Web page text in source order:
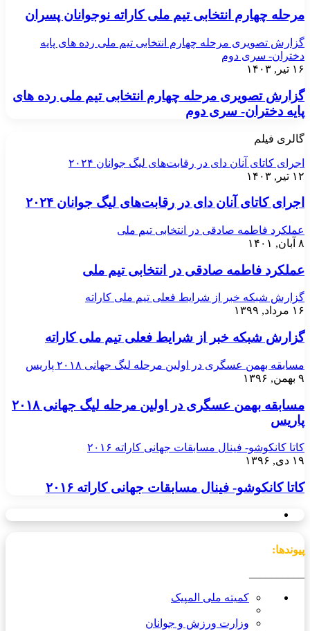
مرحله چهارم انتخابی تیم ملی کاراته نوجوانان پسران
گزارش تصویری مرحله چهارم انتخابی تیم ملی رده های پایه
دختران- سری دوم
۱۶ تیر, ۱۴۰۳
گزارش تصویری مرحله چهارم انتخابی تیم ملی رده های
پایه دختران- سری دوم
گالری فیلم
اجرای کاتای آنان دای در رقابت‌های لیگ جوانان ۲۰۲۴
۱۲ تیر, ۱۴۰۳
اجرای کاتای آنان دای در رقابت‌های لیگ جوانان ۲۰۲۴
عملکرد فاطمه صادقی در انتخابی تیم ملی
۸ آبان, ۱۴۰۱
عملکرد فاطمه صادقی در انتخابی تیم ملی
گزارش شبکه خبر از شرایط فعلی تیم ملی کاراته
۱۶ مرداد, ۱۳۹۹
گزارش شبکه خبر از شرایط فعلی تیم ملی کاراته
مسابقه بهمن عسگری در اولین مرحله لیگ جهانی ۲۰۱۸ پاریس
۹ بهمن, ۱۳۹۶
مسابقه بهمن عسگری در اولین مرحله لیگ جهانی ۲۰۱۸
پاریس
کاتا کانکوشو- فینال مسابقات جهانی کاراته ۲۰۱۶
۱۹ دی, ۱۳۹۶
کاتا کانکوشو- فینال مسابقات جهانی کاراته ۲۰۱۶
پیوندها:
کمیته ملی المپیک
وزارت ورزش و جوانان